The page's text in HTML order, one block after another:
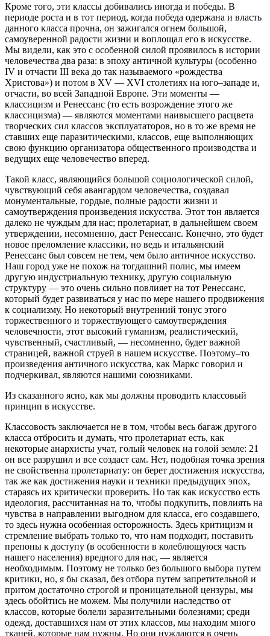
Кроме того, эти классы добивались иногда и победы. В
периоде роста и в тот период, когда победа одержана и власть
данного класса прочна, он зажигался огнем большой,
самоуверенной радости жизни и воплощал его в искусстве.
Мы видели, как это с особенной силой проявилось в истории
человечества два раза: в эпоху античной культуры (особенно
IV и отчасти III века до так называемого «рождества
Христова») и потом в XV — XVI столетиях на юго–западе и,
отчасти, во всей Западной Европе. Эти моменты —
классицизм и Ренессанс (то есть возрождение этого же
классицизма) — являются моментами наивысшего расцвета
творческих сил классов эксплуататоров, но в то же время не
ставших еще паразитическими, классов, еще выполняющих
свою функцию организатора общественного производства и
ведущих еще человечество вперед.
Такой класс, являющийся большой социологической силой,
чувствующий себя авангардом человечества, создавал
монументальные, гордые, полные радости жизни и
самоутверждения произведения искусства. Этот тон является
далеко не чуждым для нас; пролетариат, в дальнейшем своем
утверждении, несомненно, даст Ренессанс. Конечно, это будет
новое преломление классики, но ведь и итальянский
Ренессанс был совсем не тем, чем было античное искусство.
Наш город уже не похож на тогдашний полис, мы имеем
другую индустриальную технику, другую социальную
структуру — это очень сильно повлияет на тот Ренессанс,
который будет развиваться у нас по мере нашего продвижения
к социализму. Но некоторый внутренний тонус этого
торжественного и торжествующего самоутверждения
человечности, этот высокий гуманизм, реалистический,
чувственный, счастливый, — несомненно, будет важной
страницей, важной струей в нашем искусстве. Поэтому–то
произведения античного искусства, как Маркс говорил и
подчеркивал, являются нашими союзниками.
Из сказанного ясно, как мы должны проводить классовый
принцип в искусстве.
Классовость заключается не в том, чтобы весь багаж другого
класса отбросить и думать, что пролетариат есть, как
некоторые анархисты учат, голый человек на голой земле: 21
он все разрушил и все создаст сам. Нет, подобная точка зрения
не свойственна пролетариату: он берет достижения искусства,
так же как достижения науки и техники предыдущих эпох,
стараясь их критически проверить. Но так как искусство есть
идеология, рассчитанная на то, чтобы подкупить, повлиять на
чувства в направлении выгодном для класса, его создавшего,
то здесь нужна особенная осторожность. Здесь критицизм и
стремление выбрать только то, что нам подходит, поставить
препоны к доступу (в особенности в колеблющуюся часть
нашего населения) вредного для нас, — является
необходимым. Поэтому не только без большого выбора путем
критики, но, я бы сказал, без отбора путем запретительной и
притом достаточно строгой и проницательной цензуры, мы
здесь обойтись не можем. Мы получили наследство от
классов, которые болели заразительными болезнями; среди
одежд, доставшихся нам от этих классов, мы находим много
тканей, которые нам нужны. Но они нуждаются в очень